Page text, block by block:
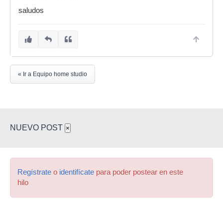
saludos
« Ir a Equipo home studio
NUEVO POST ×
Regístrate o identifícate para poder postear en este
hilo